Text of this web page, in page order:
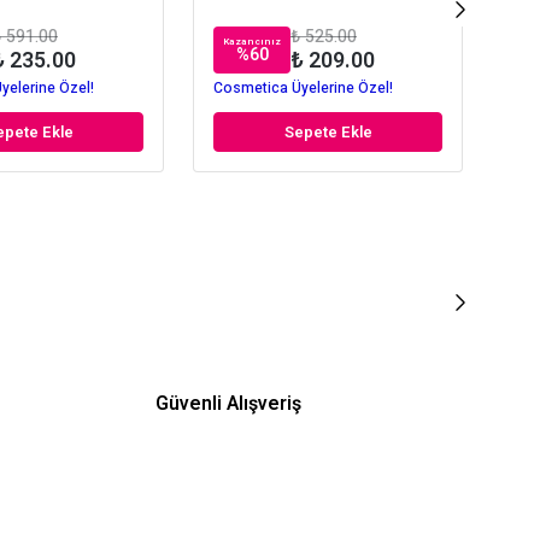
591.00
235.00
Özel!
Ekle
Kazancınız
%60
₺ 525.00
₺ 209.00
Cosmetica Üyelerine Özel!
Sepete Ekle
Güvenli Alışveriş